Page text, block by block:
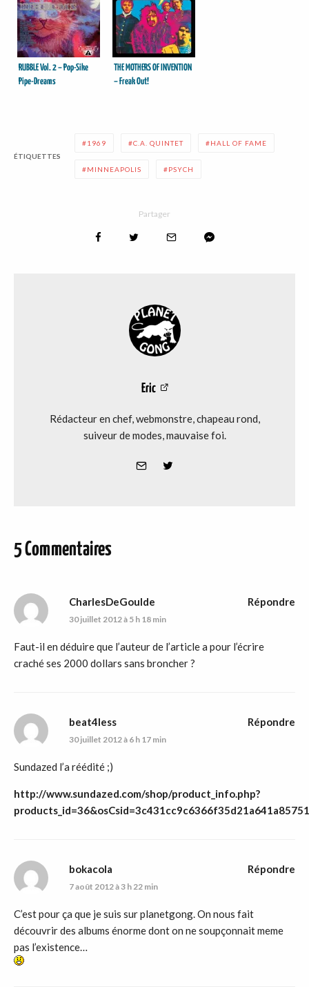
RUBBLE Vol. 2 – Pop-Sike
Pipe-Dreams
THE MOTHERS OF INVENTION
– Freak Out!
ÉTIQUETTES
1969 C.A. QUINTET HALL OF FAME
MINNEAPOLIS PSYCH
Partager
Eric
Rédacteur en chef, webmonstre, chapeau rond,
suiveur de modes, mauvaise foi.
5 Commentaires
CharlesDeGoulde
30 juillet 2012 à 5 h 18 min
Faut-il en déduire que l’auteur de l’article a pour l’écrire
craché ses 2000 dollars sans broncher ?
Répondre
beat4less
30 juillet 2012 à 6 h 17 min
Sundazed l’a réédité ;)
http://www.sundazed.com/shop/product_info.php?
Répondre
bokacola
7 août 2012 à 3 h 22 min
C’est pour ça que je suis sur planetgong. On nous fait
découvrir des albums énorme dont on ne soupçonnait meme
pas l’existence…
Répondre